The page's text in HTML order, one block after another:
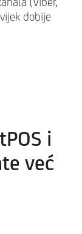
dobije
i
već